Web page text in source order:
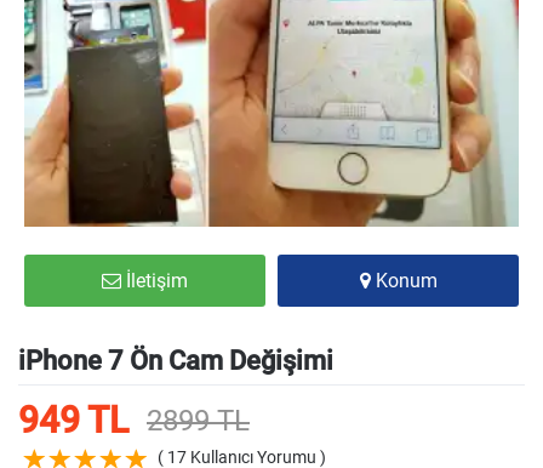
İletişim Konum
iPhone 7 Ön Cam Değişimi
949 TL 2899 TL
( 17 Kullanıcı Yorumu )